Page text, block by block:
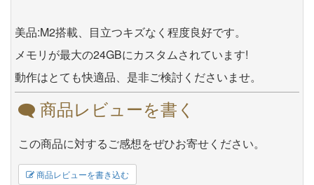
美品:M2搭載、目立つキズなく程度良好です。
メモリが最大の24GBにカスタムされています!
動作はとても快適品、是非ご検討くださいませ。
商品レビューを書く
この商品に対するご感想をぜひお寄せください。
商品レビューを書き込む